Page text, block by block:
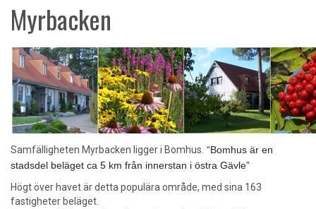
Myrbacken
Samfälligheten Myrbacken ligger i Bomhus.
Bomhus är en
stadsdel beläget ca 5 km från innerstan i östra Gävle
Högt över havet är detta populära område, med sina 163
fastigheter beläget.